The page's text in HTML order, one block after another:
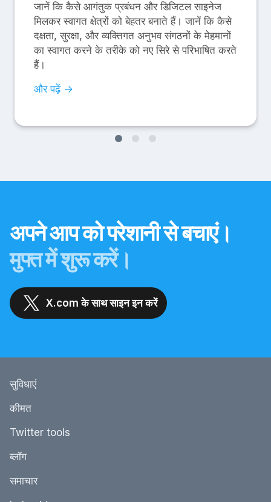
जानें कि कैसे आगंतुक प्रबंधन और डिजिटल साइनेज
मिलकर स्वागत क्षेत्रों को बेहतर बनाते हैं। जानें कि कैसे
दक्षता, सुरक्षा, और व्यक्तिगत अनुभव संगठनों के मेहमानों
का स्वागत करने के तरीके को नए सिरे से परिभाषित करते
हैं।
और पढ़ें →
अपने आप को परेशानी से बचाएं।
मुफ्त में शुरू करें।
X.com के साथ साइन इन करें
सुविधाएं
कीमत
Twitter tools
ब्‍लॉग
समाचार